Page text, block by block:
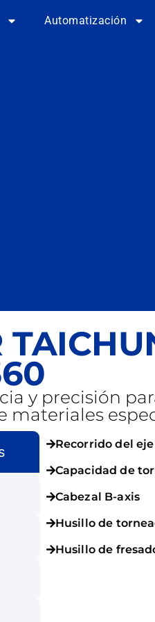
Automatización
y precisión
materiales
Recorrido del eje
Capacidad de
Cabezal B-axis
Husillo de
Husillo de